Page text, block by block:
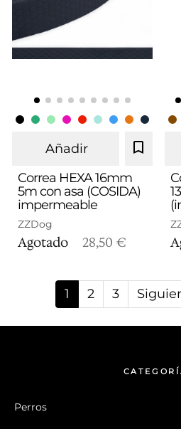
Añadir
Correa HEXA 16mm
5m con asa (COSIDA)
impermeable
ZZDog
Agotado 28,50 €
1 2 3
Perros